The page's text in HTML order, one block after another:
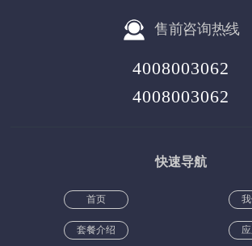
售前咨询热线
4008003062
4008003062
快速导航
首页
套餐介绍